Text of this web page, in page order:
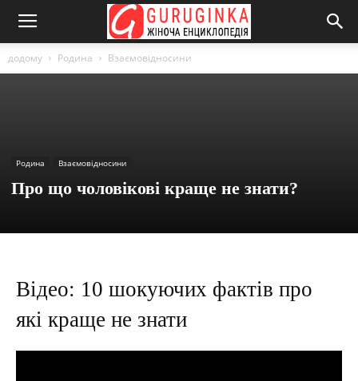
додому Родина Взаємовідносини
Родина Взаємовідносини
Про що чоловікові краще не знати?
Відео: 10 шокуючих фактів про
які краще не знати